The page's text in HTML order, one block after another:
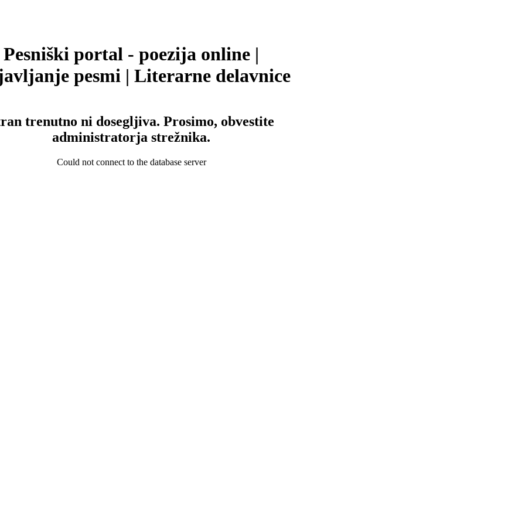
Pesniški portal - poezija online |
pesmi | Literarne delavnice
trenutno ni dosegljiva. Prosimo, obvestite
administratorja strežnika.
Could not connect to the database server